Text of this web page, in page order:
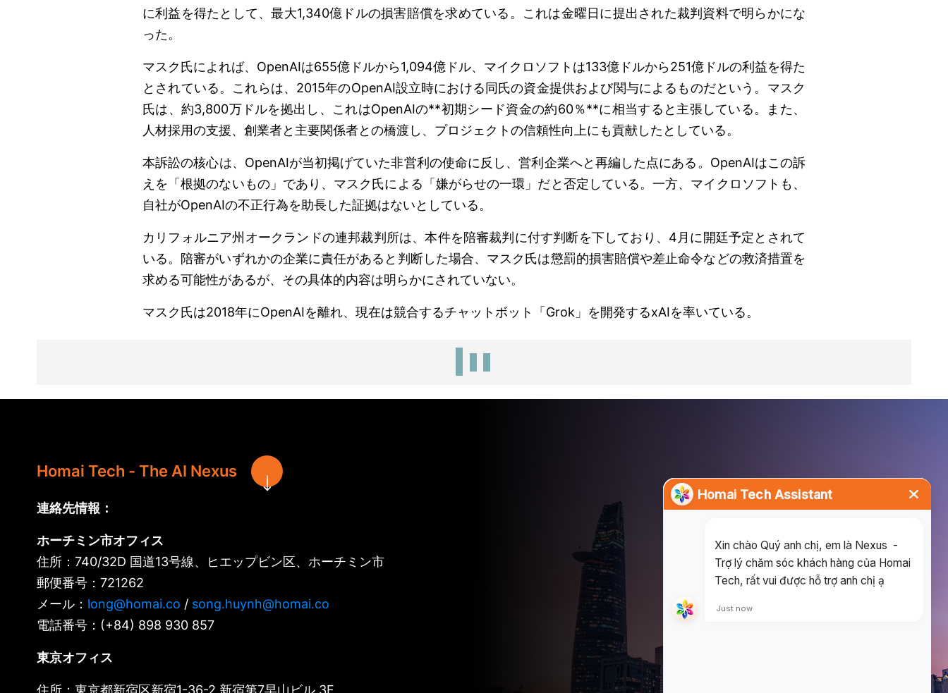
に利益を得たとして、最大1,340億ドルの損害賠償を求めている。これは金曜日に提出された裁判資料で明らかにな
った。
マスク氏によれば、OpenAIは655億ドルから1,094億ドル、マイクロソフトは133億ドルから251億ドルの利益を得た
とされている。これらは、2015年のOpenAI設立時における同氏の資金提供および関与によるものだという。マスク
氏は、約3,800万ドルを拠出し、これはOpenAIの**初期シード資金の約60％**に相当すると主張している。また、
人材採用の支援、創業者と主要関係者との橋渡し、プロジェクトの信頼性向上にも貢献したとしている。
本訴訟の核心は、OpenAIが当初掲げていた非営利の使命に反し、営利企業へと再編した点にある。OpenAIはこの訴
えを「根拠のないもの」であり、マスク氏による「嫌がらせの一環」だと否定している。一方、マイクロソフトも、
自社がOpenAIの不正行為を助長した証拠はないとしている。
カリフォルニア州オークランドの連邦裁判所は、本件を陪審裁判に付す判断を下しており、4月に開廷予定とされて
いる。陪審がいずれかの企業に責任があると判断した場合、マスク氏は懲罰的損害賠償や差止命令などの救済措置を
求める可能性があるが、その具体的内容は明らかにされていない。
マスク氏は2018年にOpenAIを離れ、現在は競合するチャットボット「Grok」を開発するxAIを率いている。
Homai Tech - The AI Nexus
連絡先情報：
ホーチミン市オフィス
住所：740/32D 国道13号線、ヒエップビン区、ホーチミン市
郵便番号：721262
メール： long@homai.co / song.huynh@homai.co
電話番号：(+84) 898 930 857
東京オフィス
住所：東京都新宿区新宿1-36-2 新宿第7早山ビル 3F